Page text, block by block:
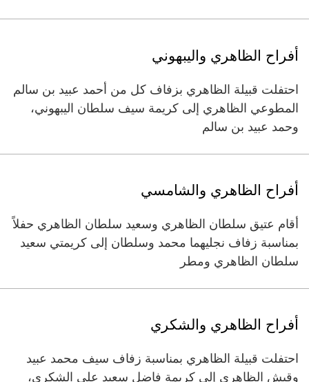
أفراح الظاهري واليبهوني
احتفلت قبيلة الظاهري بزفاف كل من أحمد عبيد بن سالم
المطوعي الظاهري إلى كريمة سيف سلطان اليبهوني،
وحمد عبيد بن سالم
أفراح الظاهري والشامسي
أقام عتيق سلطان الظاهري وسعيد سلطان الظاهري حفلاً
بمناسبة زفاف نجليهما محمد وسلطان إلى كريمتي سعيد
سلطان الظاهري ومطر
أفراح الظاهري والشكري
احتفلت قبيلة الظاهري بمناسبة زفاف سيف محمد عبيد
وقيش الظاهري إلى كريمة فاضل سعيد علي الشكري،